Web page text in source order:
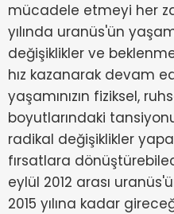
mücadele etmeyi her
yılında uranüs'ün
değişiklikler ve
hız kazanarak devam
yaşamınızın fiziksel,
boyutlarındaki
radikal değişiklikler
fırsatlara
eylül 2012 arası
2015 yılına kadar